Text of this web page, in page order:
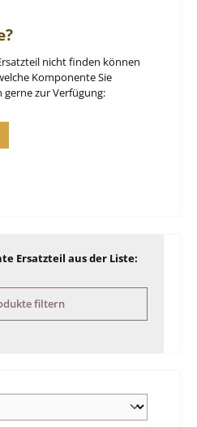
nicht finden können
Komponente Sie
zur Verfügung:
Ersatzteil aus der Liste:
filtern